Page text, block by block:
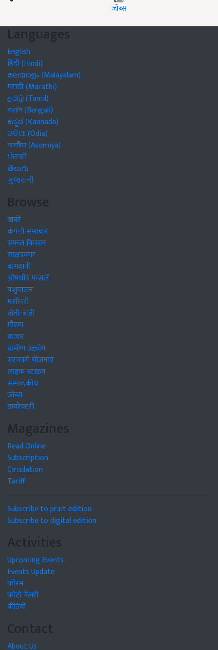
जॉब्स
Languages
English
हिंदी (Hindi)
മലയാളം (Malayalam)
मराठी (Marathi)
தமிழ் (Tamil)
বাঙালি (Bengali)
ಕನ್ನಡ (Kannada)
ଓଡିଆ (Odia)
অসমীয়া (Asomiya)
ਪੰਜਾਬੀ
తెలుగు
ગુજરાતી
Browse
खबरें
कंपनी समाचार
सफल किसान
साक्षात्कार
बागवानी
औषधीय फसलें
पशुपालन
मशीनरी
खेती-बाड़ी
मौसम
बाजार
ग्रामीण उद्द्योग
सरकारी योजनाएं
लाइफ स्टाइल
सम्पादकीय
जॉब्स
डायरेक्टरी
Magazines
Read Online
Subscription
Circulation
Tariff
Subscribe to print edition
Subscribe to digital edition
Activities
Upcoming Events
Events Update
फोरम
फोटो गैलरी
वीडियो
Contact
About Us